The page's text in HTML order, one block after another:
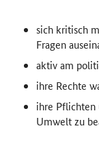
sich kritisch
Fragen
aktiv am
ihre Rechte
ihre Pflichten
Umwelt zu